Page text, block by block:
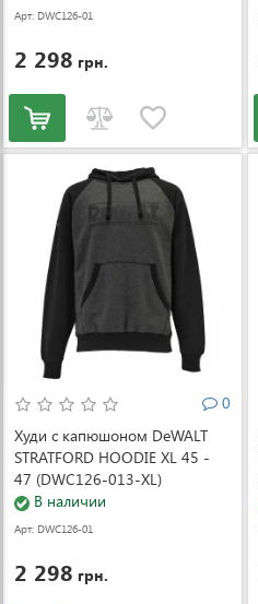
Арт: DWC126-01
2 298 грн.
0
Худи с капюшоном DeWALT
STRATFORD HOODIE XL 45 -
47 (DWC126-013-XL)
В наличии
Арт: DWC126-01
2 298 грн.